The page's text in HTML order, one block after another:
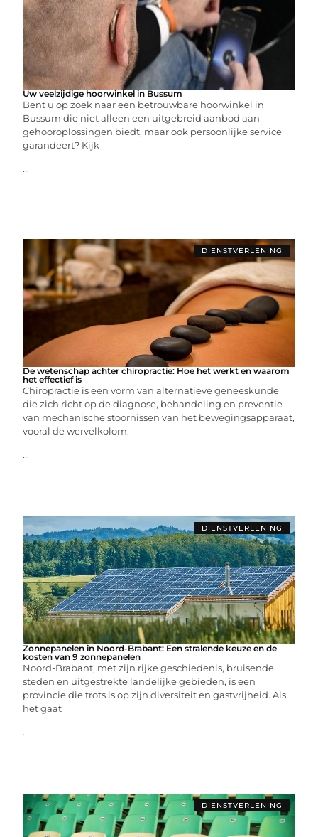
Uw veelzijdige hoorwinkel in Bussum
Bent u op zoek naar een betrouwbare hoorwinkel in
Bussum die niet alleen een uitgebreid aanbod aan
gehooroplossingen biedt, maar ook persoonlijke service
garandeert? Kijk
...
DIENSTVERLENING
De wetenschap achter chiropractie: Hoe het werkt en waarom
het effectief is
Chiropractie is een vorm van alternatieve geneeskunde
die zich richt op de diagnose, behandeling en preventie
van mechanische stoornissen van het bewegingsapparaat,
vooral de wervelkolom.
...
DIENSTVERLENING
Zonnepanelen in Noord-Brabant: Een stralende keuze en de
kosten van 9 zonnepanelen
Noord-Brabant, met zijn rijke geschiedenis, bruisende
steden en uitgestrekte landelijke gebieden, is een
provincie die trots is op zijn diversiteit en gastvrijheid. Als
het gaat
...
DIENSTVERLENING